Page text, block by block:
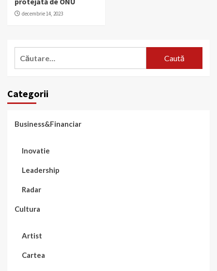
decembrie 14, 2023
Categorii
Business&Financiar
Inovatie
Leadership
Radar
Cultura
Artist
Cartea